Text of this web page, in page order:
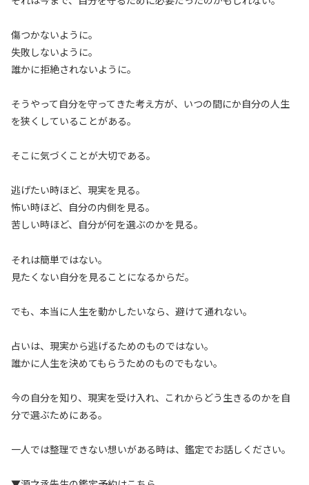
傷つかないように。
失敗しないように。
誰かに拒絶されないように。
そうやって自分を守ってきた考え方が、いつの間にか自分の人生
を狭くしていることがある。
そこに気づくことが大切である。
逃げたい時ほど、現実を見る。
怖い時ほど、自分の内側を見る。
苦しい時ほど、自分が何を選ぶのかを見る。
それは簡単ではない。
見たくない自分を見ることになるからだ。
でも、本当に人生を動かしたいなら、避けて通れない。
占いは、現実から逃げるためのものではない。
誰かに人生を決めてもらうためのものでもない。
今の自分を知り、現実を受け入れ、これからどう生きるのかを自
分で選ぶためにある。
一人では整理できない想いがある時は、鑑定でお話しください。